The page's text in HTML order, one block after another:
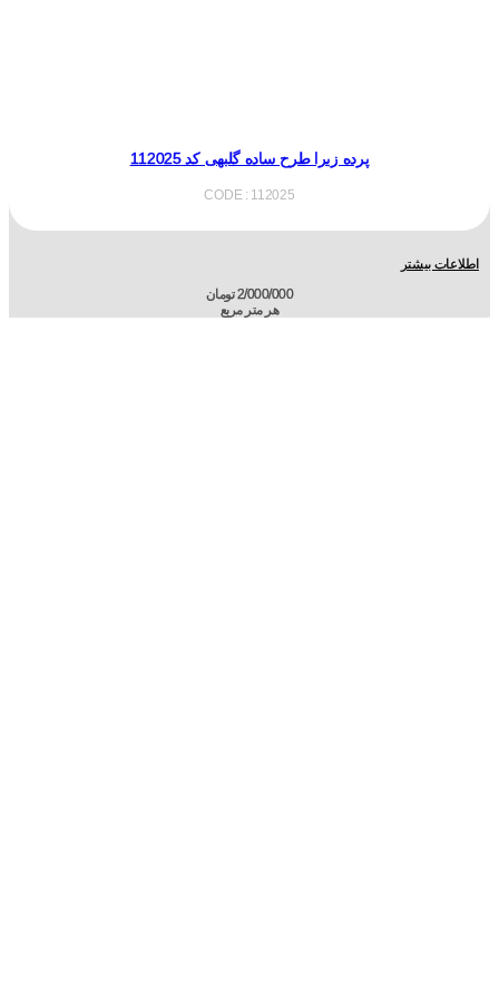
پرده زبرا طرح ساده گلبهی کد 112025
CODE : 112025
اطلاعات بیشتر
2/000/000تومان
هر متر مربع